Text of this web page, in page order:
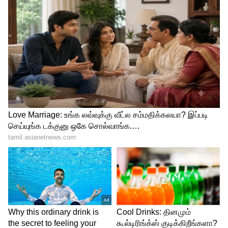
24 மணி நேர சுழற்சியில் அதிக நேரம்
சாப்பிடாமல் இருக்கும் காலக்கட்டம்
என்றால் அது இரவு உணவுக்கு பிறகு தான்.
உடலின் தேவைகளைத் தக்கவைக்க இரவு
உணவை முக்கியமானது. உங்கள் உடலைப்
பறிப்பது பல உடல்நலப் பிரச்சினைகளுக்கு
வழிவகுக்கும்.
5
7